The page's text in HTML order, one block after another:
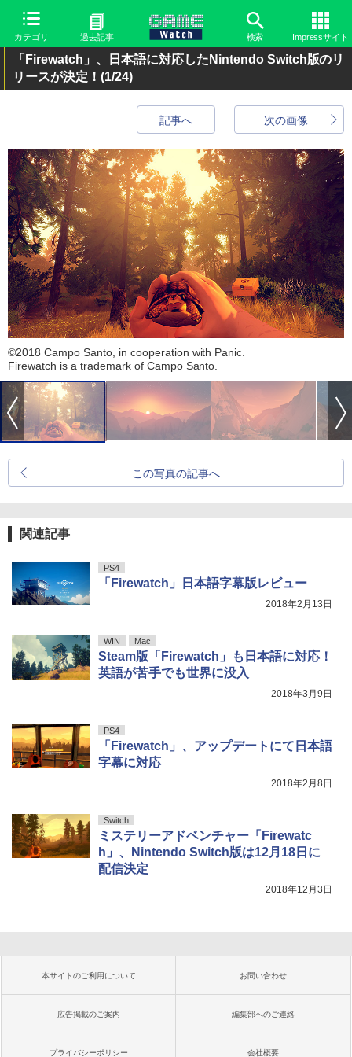
カテゴリ 過去記事 検索 Impressサイト
「Firewatch」、日本語に対応したNintendo Switch版のリ
リースが決定！ (1/24)
次の画像
記事へ
©2018 Campo Santo, in cooperation with Panic.
Firewatch is a trademark of Campo Santo.
この写真の記事へ
関連記事
PS4
「Firewatch」日本語字幕版レビュー
2018年2月13日
WIN Mac
Steam版「Firewatch」も日本語に対応！
英語が苦手でも世界に没入
2018年3月9日
PS4
「Firewatch」、アップデートにて日本語
字幕に対応
2018年2月8日
Switch
ミステリーアドベンチャー「Firewatc
h」、Nintendo Switch版は12月18日に
配信決定
2018年12月3日
本サイトのご利用について お問い合わせ
広告掲載のご案内 編集部へのご連絡
プライバシーポリシー 会社概要